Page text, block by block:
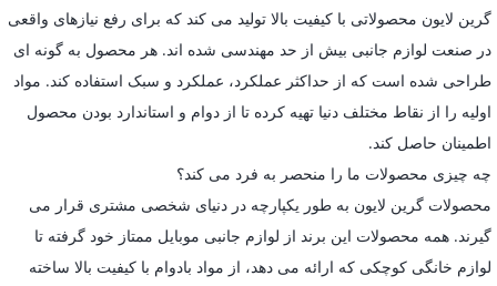
گرین لایون محصولاتی با کیفیت بالا تولید می کند که برای رفع نیازهای واقعی
در صنعت لوازم جانبی بیش از حد مهندسی شده اند. هر محصول به گونه ای
طراحی شده است که از حداکثر عملکرد، عملکرد و سبک استفاده کند. مواد
اولیه را از نقاط مختلف دنیا تهیه کرده تا از دوام و استاندارد بودن محصول
اطمینان حاصل کند.
چه چیزی محصولات ما را منحصر به فرد می کند؟
محصولات گرین لایون به طور یکپارچه در دنیای شخصی مشتری قرار می
گیرند. همه محصولات این برند از لوازم جانبی موبایل ممتاز خود گرفته تا
لوازم خانگی کوچکی که ارائه می دهد، از مواد بادوام با کیفیت بالا ساخته